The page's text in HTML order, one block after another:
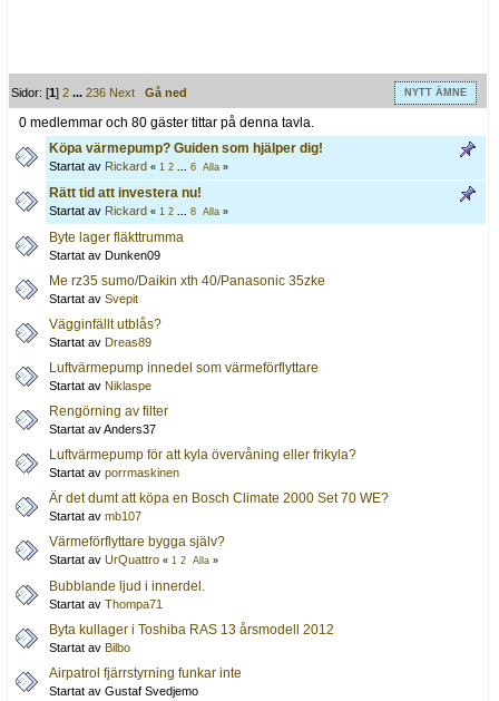
Sidor: [1]2 ...236 Next Gå ned NYTT ÄMNE
0 medlemmar och 80 gäster tittar på denna tavla.
Köpa värmepump? Guiden som hjälper dig!
Startat av Rickard « 1 2 6 Alla »
Rätt tid att investera nu!
Startat av Rickard « 1 2 8 Alla »
Byte lager fläkttrumma
Startat av Dunken09
Me rz35 sumo/Daikin xth 40/Panasonic 35zke
Startat av Svepit
Vägginfällt utblås?
Startat av Dreas89
Luftvärmepump innedel som värmeförflyttare
Startat av Niklaspe
Rengörning av filter
Startat av Anders37
Luftvärmepump för att kyla övervåning eller frikyla?
Startat av porrmaskinen
Är det dumt att köpa en Bosch Climate 2000 Set 70 WE?
Startat av mb107
Värmeförflyttare bygga själv?
Startat av UrQuattro « 1 2 Alla »
Bubblande ljud i innerdel.
Startat av Thompa71
Byta kullager i Toshiba RAS 13 årsmodell 2012
Startat av Bilbo
Airpatrol fjärrstyrning funkar inte
Startat av Gustaf Svedjemo